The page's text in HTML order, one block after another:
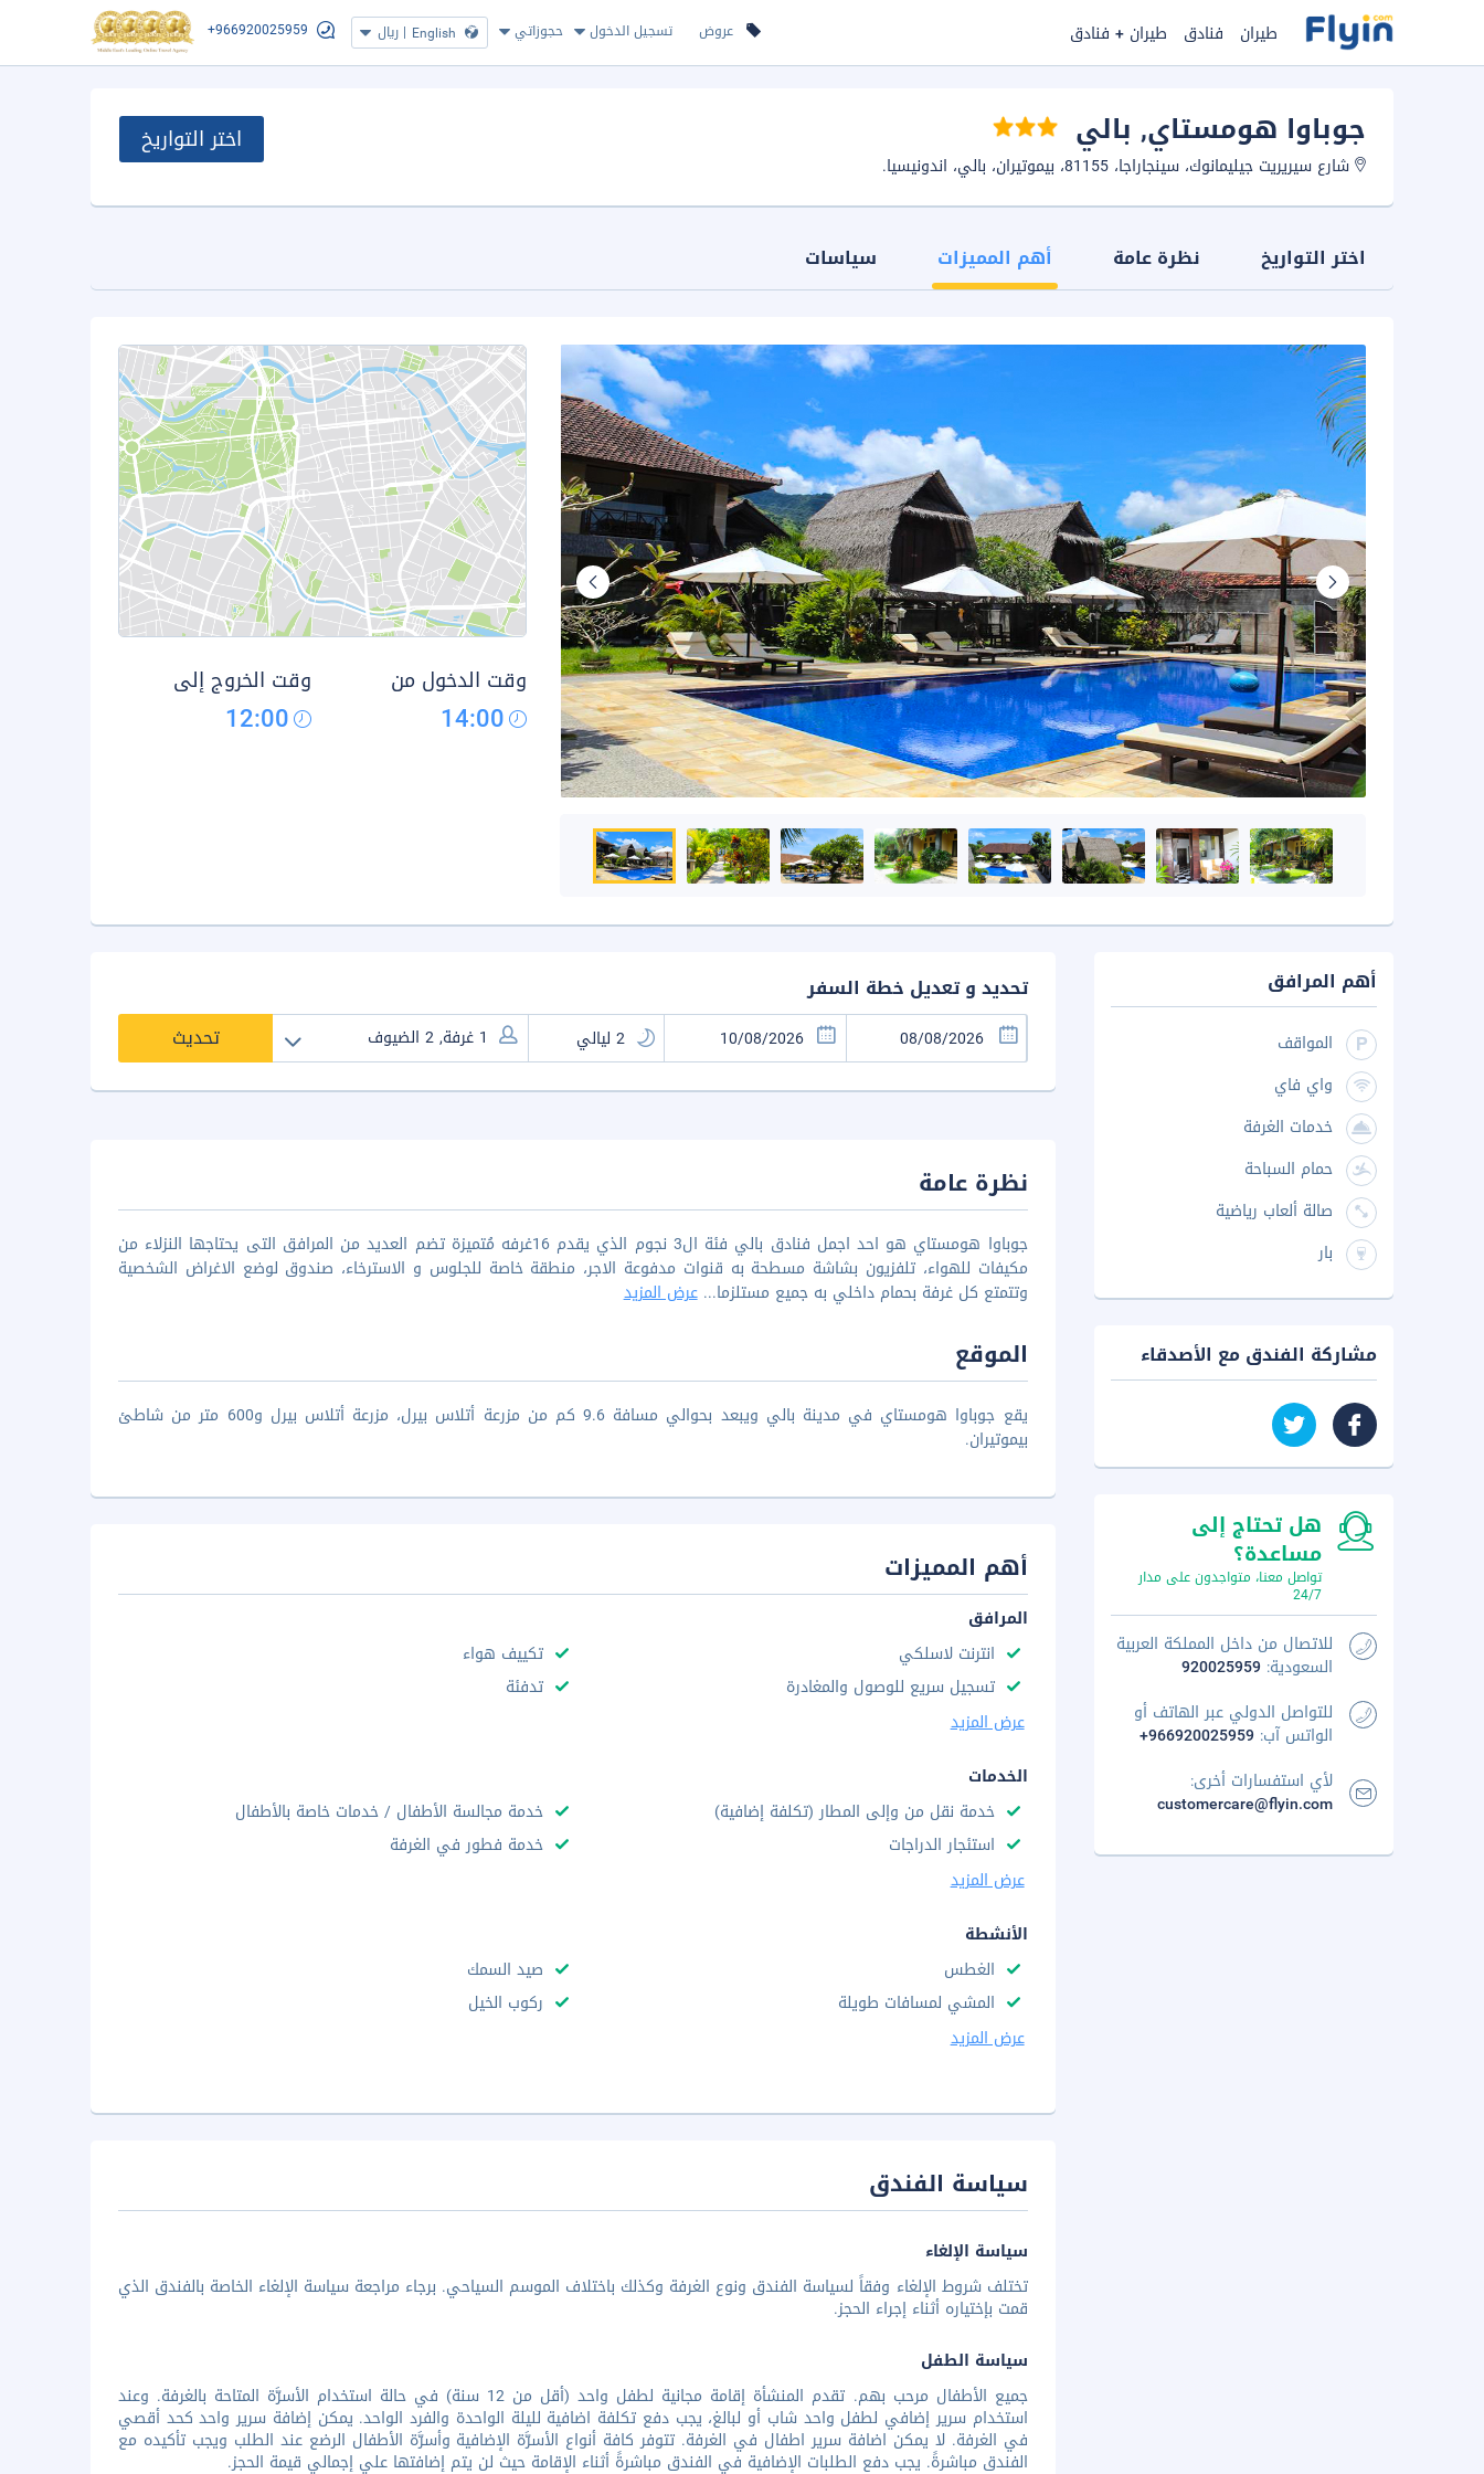
عروض تسجيل الدخول حجوزاتي English
| ريال +966920025959 طيران فنادق طيران + فنادق
جوباوا هومستاي, بالي
شارع سيريريت جيليمانوك، سينجاراجا، 81155، بيموتيران، بالي، اندونيسيا.
اختر التواريخ
اختر التواريخ نظرة عامة أهم المميزات سياسات
وقت الدخول من
14:00
وقت الخروج إلى
12:00
تحديد و تعديل خطة السفر
تحديث
نظرة عامة
جوباوا هومستاي هو احد اجمل فنادق بالي فئة ال3 نجوم الذي يقدم 16غرفه مُتميزة تضم العديد من المرافق التى يحتاجها النزلاء من
مكيفات للهواء، تلفزيون بشاشة مسطحة به قنوات مدفوعة الاجر، منطقة خاصة للجلوس و الاسترخاء، صندوق لوضع الاغراض الشخصية
وتتمتع كل غرفة بحمام داخلي به جميع مستلزما...عرض المزيد
الموقع
يقع جوباوا هومستاي في مدينة بالي ويبعد بحوالي مسافة 9.6 كم من مزرعة أتلاس بيرل، مزرعة أتلاس بيرل و600 متر من شاطئ
بيموتيران.
أهم المميزات
المرافق
انترنت لاسلكي
تكييف هواء
تسجيل سريع للوصول والمغادرة
تدفئة
عرض المزيد
الخدمات
خدمة نقل من وإلى المطار (تكلفة إضافية)
خدمة مجالسة الأطفال / خدمات خاصة بالأطفال
استئجار الدراجات
خدمة فطور في الغرفة
عرض المزيد
الأنشطة
الغطس
صيد السمك
المشي لمسافات طويلة
ركوب الخيل
عرض المزيد
سياسة الفندق
سياسة الإلغاء
تختلف شروط الإلغاء وفقاً لسياسة الفندق ونوع الغرفة وكذلك باختلاف الموسم السياحي. برجاء مراجعة سياسة الإلغاء الخاصة بالفندق الذي
قمت بإختياره أثناء إجراء الحجز.
سياسة الطفل
جميع الأطفال مرحب بهم. تقدم المنشأة إقامة مجانية لطفل واحد (أقل من 12 سنة) في حالة استخدام الأسرَّة المتاحة بالغرفة. وعند
استخدام سرير إضافي لطفل واحد شاب أو لبالغ، يجب دفع تكلفة اضافية لليلة الواحدة والفرد الواحد. يمكن إضافة سرير واحد كحد أقصي
في الغرفة. لا يمكن اضافة سرير اطفال في الغرفة. تتوفر كافة أنواع الأسرَّة الإضافية وأسرَّة الأطفال الرضع عند الطلب ويجب تأكيده مع
الفندق مباشرةً. يجب دفع الطلبات الإضافية في الفندق مباشرةً أثناء الإقامة حيث لن يتم إضافتها علي إجمالي قيمة الحجز.
أهم المرافق
المواقف
واي فاي
خدمات الغرفة
حمام السباحة
صالة ألعاب رياضية
بار
مشاركة الفندق مع الأصدقاء
هل تحتاج إلى
مساعدة؟
تواصل معنا، متواجدون على مدار
24/7
للاتصال من داخل المملكة العربية
السعودية: 920025959
للتواصل الدولي عبر الهاتف أو
الواتس آب: +966920025959
لأي استفسارات أخرى:
customercare@flyin.com